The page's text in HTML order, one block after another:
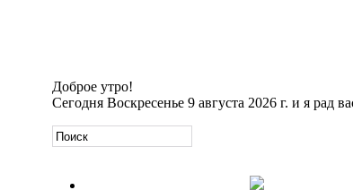
Доброе утро!
Сегодня Воскресенье 9 августа 2026 г. и я рад